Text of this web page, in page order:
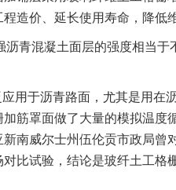
造价、延长使用寿命，降低
青混凝土面层的强度相当
用于沥青路面，尤其是用在
加筋罩面做了大量的模拟温度
南威尔士州伍伦贡市政局
比试验，结论是玻纤土工